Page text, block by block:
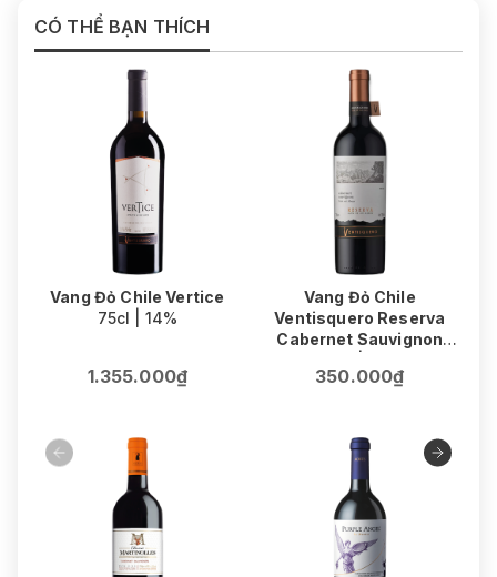
CÓ THỂ BẠN THÍCH
Vang Đỏ Chile Vertice
75cl | 14%
1.355.000₫
Vang Đỏ Chile
Ventisquero Reserva
Cabernet Sauvignon
350.000₫